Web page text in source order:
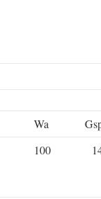
Wa
100